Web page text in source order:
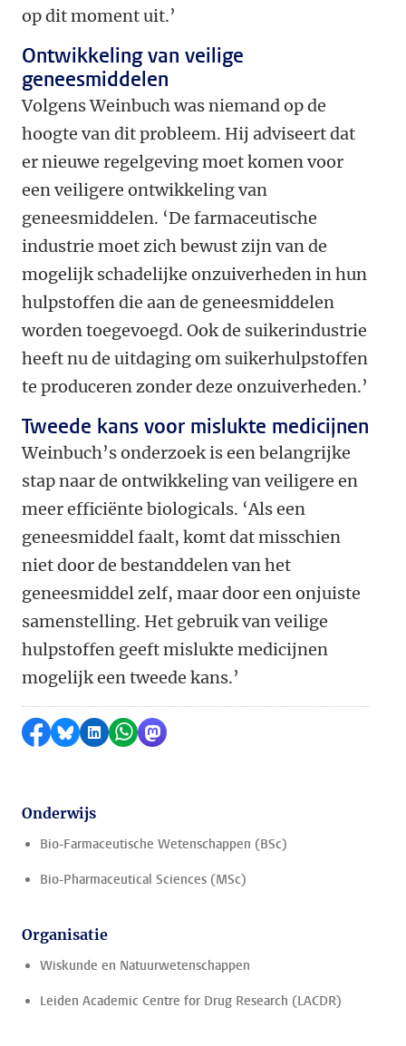
op dit moment uit.’
Ontwikkeling van veilige
geneesmiddelen
Volgens Weinbuch was niemand op de
hoogte van dit probleem. Hij adviseert dat
er nieuwe regelgeving moet komen voor
een veiligere ontwikkeling van
geneesmiddelen. ‘De farmaceutische
industrie moet zich bewust zijn van de
mogelijk schadelijke onzuiverheden in hun
hulpstoffen die aan de geneesmiddelen
worden toegevoegd. Ook de suikerindustrie
heeft nu de uitdaging om suikerhulpstoffen
te produceren zonder deze onzuiverheden.’
Tweede kans voor mislukte medicijnen
Weinbuch’s onderzoek is een belangrijke
stap naar de ontwikkeling van veiligere en
meer efficiënte biologicals. ‘Als een
geneesmiddel faalt, komt dat misschien
niet door de bestanddelen van het
geneesmiddel zelf, maar door een onjuiste
samenstelling. Het gebruik van veilige
hulpstoffen geeft mislukte medicijnen
mogelijk een tweede kans.’
Delen op Facebook
Delen via Bluesky
Delen op LinkedIn
Delen via WhatsApp
Delen via Mastodon
Onderwijs
Bio-Farmaceutische Wetenschappen (BSc)
Bio-Pharmaceutical Sciences (MSc)
Organisatie
Wiskunde en Natuurwetenschappen
Leiden Academic Centre for Drug Research (LACDR)